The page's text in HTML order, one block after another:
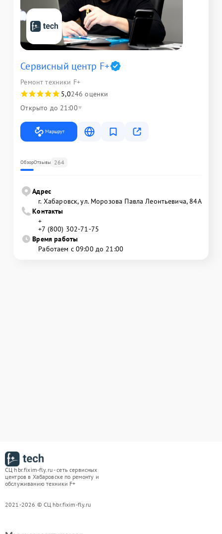
Сервисный центр F+
Ремонт техники F+
5,0246 оценки
Открыто до 21:00
Маршрут
ОбзорОтзывы 264
Адрес
г. Хабаровск, ул. Морозова Павла Леонтьевича, 84А
Контакты
+
+7 (800) 302-71-75
Время работы
Работаем с 09:00 до 21:00
СЦ hbr.fixim-fly.ru - сеть сервисных
центров в Хабаровске по ремонту и
обслуживанию техники F+
2021-2026 © СЦ hbr.fixim-fly.ru